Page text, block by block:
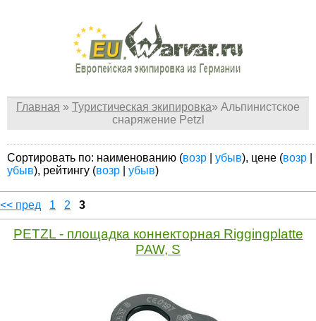
Главная » Туристическая экипировка» Альпинистское
снаряжение Petzl
Сортировать по: наименованию (возр убыв), цене (возр
убыв), рейтингу (возр убыв)
<< пред 1 2 3
PETZL - площадка коннекторная Riggingplatte
PAW, S